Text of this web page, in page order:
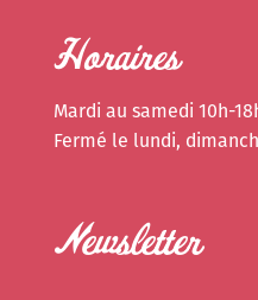
Horaires
Mardi au samedi 10h-
Fermé le lundi,
Newsletter